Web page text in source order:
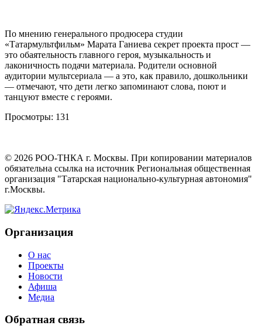
По мнению генерального продюсера студии
«Татармультфильм» Марата Ганиева секрет проекта прост —
это обаятельность главного героя, музыкальность и
лаконичность подачи материала. Родители основной
аудитории мультсериала — а это, как правило, дошкольники
— отмечают, что дети легко запоминают слова, поют и
танцуют вместе с героями.
Просмотры: 131
© 2026 РОО-ТНКА г. Москвы. При копировании материалов
обязательна ссылка на источник Региональная общественная
организация "Татарская национально-культурная автономия"
г.Москвы.
Организация
О нас
Проекты
Новости
Афиша
Медиа
Обратная связь